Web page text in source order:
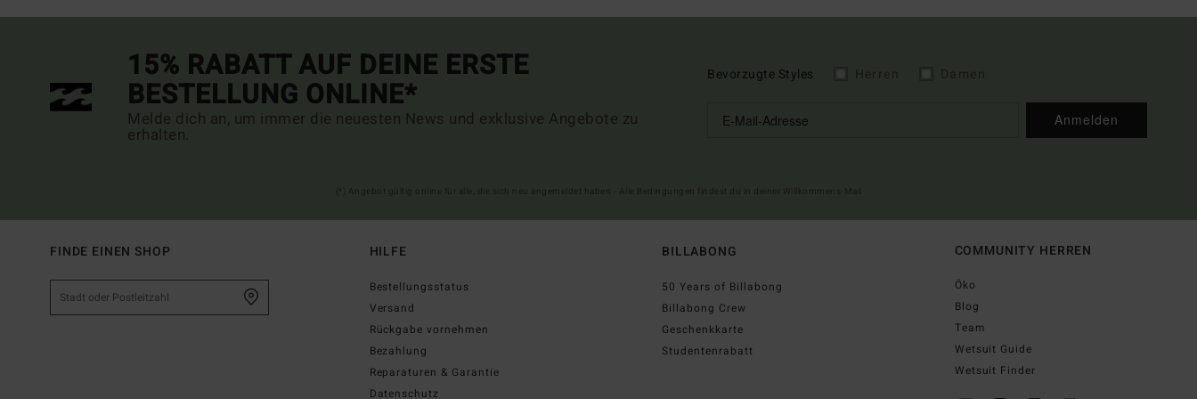
15% RABATT AUF DEINE ERSTE
BESTELLUNG ONLINE*
Melde dich an, um immer die neuesten News und exklusive Angebote zu
erhalten.
Bevorzugte Styles
Anmelden
FINDE EINEN SHOP HILFE
Bestellungsstatus
Versand
Rückgabe vornehmen
Bezahlung
Reparaturen & Garantie
Datenschutz
BILLABONG
50 Years of Billabong
Billabong Crew
Geschenkkarte
Studentenrabatt
COMMUNITY HERREN
Öko
Blog
Team
Wetsuit Guide
Wetsuit Finder